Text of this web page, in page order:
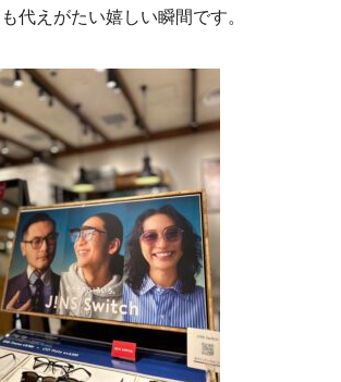
代えがたい嬉しい瞬間です。